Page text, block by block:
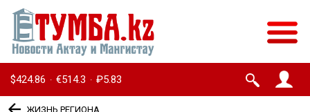
$424.86 · €514.3 · ₽5.83
ЖИЗНЬ РЕГИОНА